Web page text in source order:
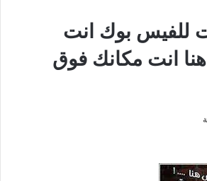
للفيس بوك انت
انت مكانك فوق